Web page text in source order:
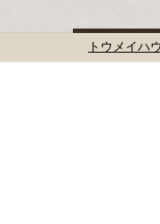
トウメイハ